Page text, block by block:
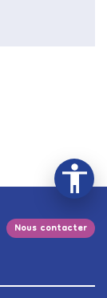
Nous contacter